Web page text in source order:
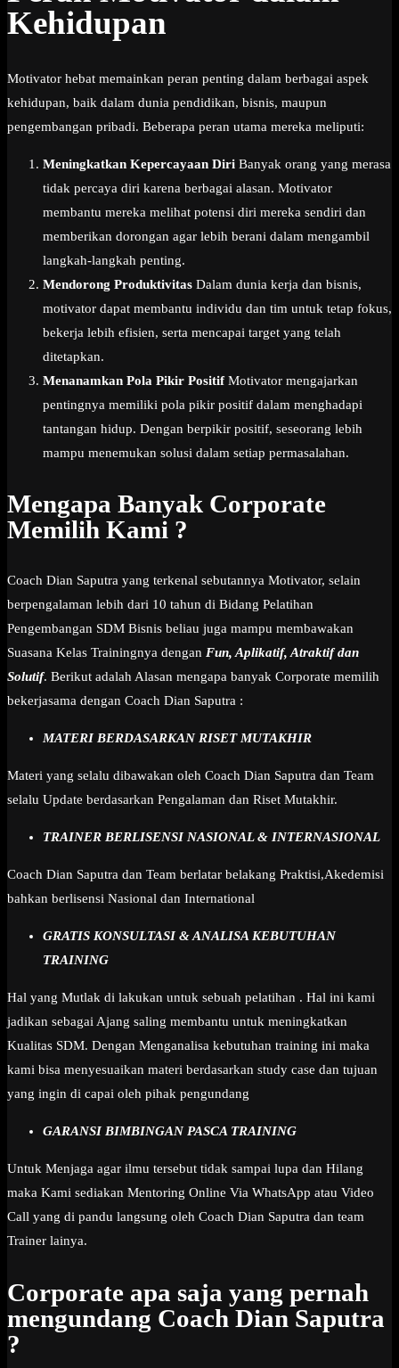
Kehidupan
Motivator hebat memainkan peran penting dalam berbagai aspek
kehidupan, baik dalam dunia pendidikan, bisnis, maupun
pengembangan pribadi. Beberapa peran utama mereka meliputi:
Meningkatkan Kepercayaan Diri Banyak orang yang merasa
tidak percaya diri karena berbagai alasan. Motivator
membantu mereka melihat potensi diri mereka sendiri dan
memberikan dorongan agar lebih berani dalam mengambil
langkah-langkah penting.
Mendorong Produktivitas Dalam dunia kerja dan bisnis,
motivator dapat membantu individu dan tim untuk tetap fokus,
bekerja lebih efisien, serta mencapai target yang telah
ditetapkan.
Menanamkan Pola Pikir PositifMotivator mengajarkan
pentingnya memiliki pola pikir positif dalam menghadapi
tantangan hidup. Dengan berpikir positif, seseorang lebih
mampu menemukan solusi dalam setiap permasalahan.
Mengapa Banyak Corporate
Memilih Kami ?
Coach Dian Saputra yang terkenal sebutannya Motivator, selain
berpengalaman lebih dari 10 tahun di Bidang Pelatihan
Pengembangan SDM Bisnis beliau juga mampu membawakan
Suasana Kelas Trainingnya dengan Fun, Aplikatif, Atraktif dan
Solutif. Berikut adalah Alasan mengapa banyak Corporate memilih
bekerjasama dengan Coach Dian Saputra :
MATERI BERDASARKAN RISET MUTAKHIR
Materi yang selalu dibawakan oleh Coach Dian Saputra dan Team
selalu Update berdasarkan Pengalaman dan Riset Mutakhir.
TRAINER BERLISENSI NASIONAL & INTERNASIONAL
Coach Dian Saputra dan Team berlatar belakang Praktisi,Akedemisi
bahkan berlisensi Nasional dan International
GRATIS KONSULTASI & ANALISA KEBUTUHAN
TRAINING
Hal yang Mutlak di lakukan untuk sebuah pelatihan . Hal ini kami
jadikan sebagai Ajang saling membantu untuk meningkatkan
Kualitas SDM. Dengan Menganalisa kebutuhan training ini maka
kami bisa menyesuaikan materi berdasarkan study case dan tujuan
yang ingin di capai oleh pihak pengundang
GARANSI BIMBINGAN PASCA TRAINING
Untuk Menjaga agar ilmu tersebut tidak sampai lupa dan Hilang
maka Kami sediakan Mentoring Online Via WhatsApp atau Video
Call yang di pandu langsung oleh Coach Dian Saputra dan team
Trainer lainya.
Corporate apa saja yang pernah
mengundang Coach Dian Saputra
?